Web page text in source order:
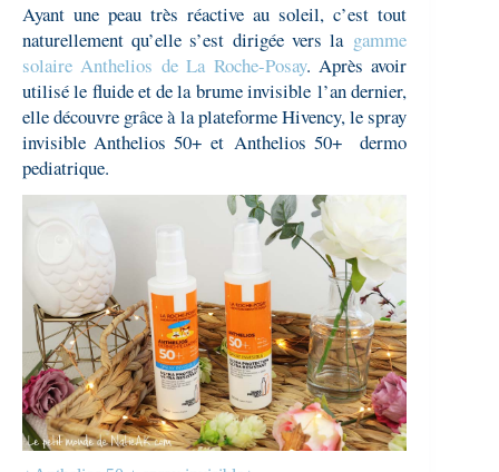
Ayant une peau très réactive au soleil, c’est tout
naturellement qu’elle s’est dirigée vers la gamme
solaire Anthelios de La Roche-Posay. Après avoir
utilisé le fluide et de la brume invisible l’an dernier,
elle découvre grâce à la plateforme Hivency, le spray
invisible Anthelios 50+ et Anthelios 50+dermo
pediatrique.